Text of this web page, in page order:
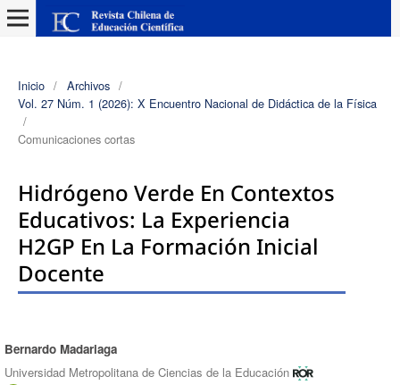
Inicio / Archivos /
Vol. 27 Núm. 1 (2026): X Encuentro Nacional de Didáctica de la Física
/
Comunicaciones cortas
Hidrógeno Verde En Contextos
Educativos: La Experiencia
H2GP En La Formación Inicial
Docente
Autores/as
Bernardo Madariaga
Universidad Metropolitana de Ciencias de la Educación